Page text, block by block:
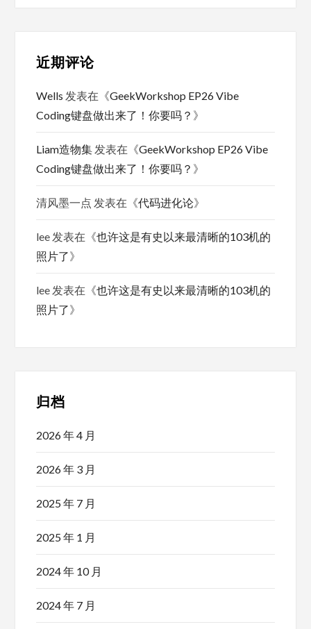
近期评论
Wells 发表在《GeekWorkshop EP26 Vibe
Coding键盘做出来了！你要吗？ 》
Liam造物集 发表在《GeekWorkshop EP26 Vibe
Coding键盘做出来了！你要吗？ 》
清风墨一点 发表在《代码进化论》
lee 发表在《也许这是有史以来最清晰的103机的
照片了》
lee 发表在《也许这是有史以来最清晰的103机的
照片了》
归档
2026 年 4 月
2026 年 3 月
2025 年 7 月
2025 年 1 月
2024 年 10 月
2024 年 7 月